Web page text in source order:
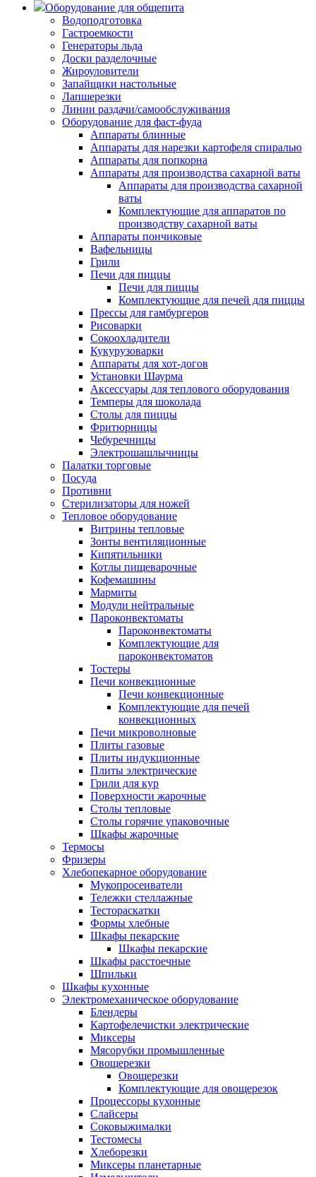
Оборудование для общепита
Водоподготовка
Гастроемкости
Генераторы льда
Доски разделочные
Жироуловители
Запайщики настольные
Лапшерезки
Линии раздачи/самообслуживания
Оборудование для фаст-фуда
Аппараты блинные
Аппараты для нарезки картофеля спиралью
Аппараты для попкорна
Аппараты для производства сахарной ваты
Аппараты для производства сахарной
ваты
Комплектующие для аппаратов по
производству сахарной ваты
Аппараты пончиковые
Вафельницы
Грили
Печи для пиццы
Печи для пиццы
Комплектующие для печей для пиццы
Прессы для гамбургеров
Рисоварки
Сокоохладители
Кукурузоварки
Аппараты для хот-догов
Установки Шаурма
Аксессуары для теплового оборудования
Темперы для шоколада
Столы для пиццы
Фритюрницы
Чебуречницы
Электрошашлычницы
Палатки торговые
Посуда
Противни
Стерилизаторы для ножей
Тепловое оборудование
Витрины тепловые
Зонты вентиляционные
Кипятильники
Котлы пищеварочные
Кофемашины
Мармиты
Модули нейтральные
Пароконвектоматы
Пароконвектоматы
Комплектующие для
пароконвектоматов
Тостеры
Печи конвекционные
Печи конвекционные
Комплектующие для печей
конвекционных
Печи микроволновые
Плиты газовые
Плиты индукционные
Плиты электрические
Грили для кур
Поверхности жарочные
Столы тепловые
Столы горячие упаковочные
Шкафы жарочные
Термосы
Фризеры
Хлебопекарное оборудование
Мукопросеиватели
Тележки стеллажные
Тестораскатки
Формы хлебные
Шкафы пекарские
Шкафы пекарские
Шкафы расстоечные
Шпильки
Шкафы кухонные
Электромеханическое оборудование
Блендеры
Картофелечистки электрические
Миксеры
Мясорубки промышленные
Овощерезки
Овощерезки
Комплектующие для овощерезок
Процессоры кухонные
Слайсеры
Соковыжималки
Тестомесы
Хлеборезки
Миксеры планетарные